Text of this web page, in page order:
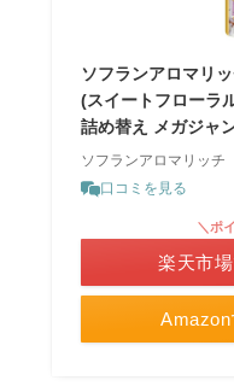
ソフランアロマリ
(スイートフローラ
詰め替え メガジャ
ソフランアロマリッチ
口コミを見る
Amazon
＼ポ
楽天市